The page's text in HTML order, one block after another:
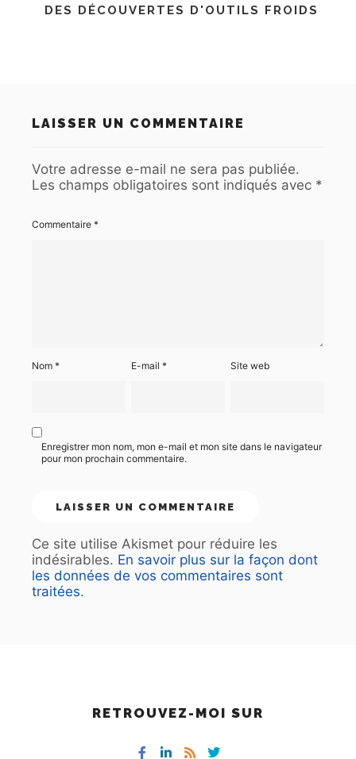
DES DÉCOUVERTES D'OUTILS FROIDS
LAISSER UN COMMENTAIRE
Votre adresse e-mail ne sera pas publiée.
Les champs obligatoires sont indiqués avec *
Commentaire *
Nom * E-mail* Site web
Enregistrer mon nom, mon e-mail et mon site dans le navigateur
pour mon prochain commentaire.
Ce site utilise Akismet pour réduire les
indésirables. En savoir plus sur la façon dont
les données de vos commentaires sont
traitées.
RETROUVEZ-MOI SUR